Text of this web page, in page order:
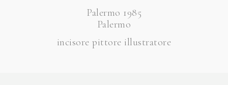
Palermo 1985
Palermo
incisore pittore illustratore